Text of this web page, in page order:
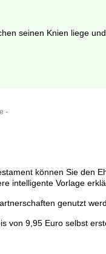
seinen Knien liege
-
können Sie den
intelligente Vorlage
genutzt
von 9,95 Euro selbst